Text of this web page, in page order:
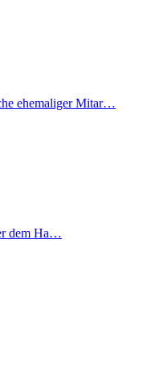
ehemaliger Mitar…
dem Ha…